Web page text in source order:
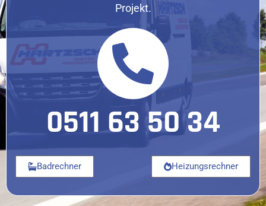
Projekt.
0511 63 50 34
Badrechner Heizungsrechner